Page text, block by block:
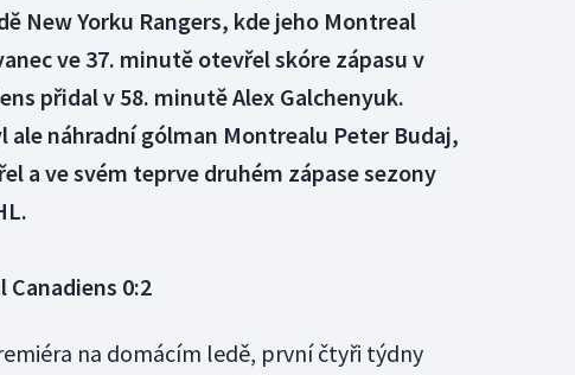
New Yorku Rangers, kde jeho Montreal
ve 37. minutě otevřel skóre zápasu v
přidal v 58. minutě Alex Galchenyuk.
ale náhradní gólman Montrealu Peter Budaj,
a ve svém teprve druhém zápase sezony
Canadiens 0:2
na domácím ledě, první čtyři týdny